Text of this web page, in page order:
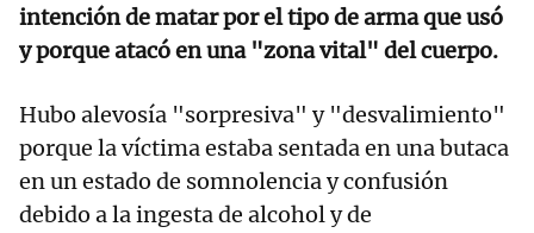
intención de matar por el tipo de arma que usó
y porque atacó en una "zona vital" del cuerpo.
Hubo alevosía "sorpresiva" y "desvalimiento"
porque la víctima estaba sentada en una butaca
en un estado de somnolencia y confusión
debido a la ingesta de alcohol y de